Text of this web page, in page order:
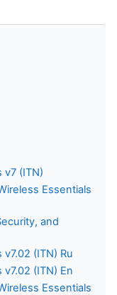
(ITN)
Essentials
and
(ITN) Ru
(ITN) En
Essentials